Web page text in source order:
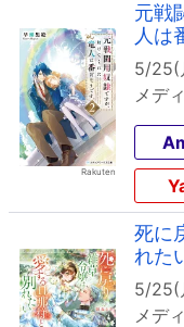
元戦
人は
5/25(
メデ
死に
れた
5/25(
メデ